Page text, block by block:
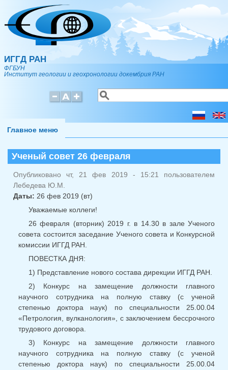
Перейти к основному содержанию
ИГГД РАН
ФГБУН
Институт геологии и геохронологии докембрия РАН
Форма поиска
Поиск
Главное меню
Ученый совет 26 февраля
Опубликовано чт, 21 фев 2019 - 15:21 пользователем
Лебедева Ю.М.
Даты: 26 фев 2019 (вт)
Уважаемые коллеги!
26 февраля (вторник) 2019 г. в 14.30 в зале Ученого
совета состоится заседание Ученого совета и Конкурсной
комиссии ИГГД РАН.
ПОВЕСТКА ДНЯ:
1) Представление нового состава дирекции ИГГД РАН.
2) Конкурс на замещение должности главного
научного сотрудника на полную ставку (с ученой
степенью доктора наук) по специальности 25.00.04
«Петрология, вулканология», с заключением бессрочного
трудового договора.
3) Конкурс на замещение должности главного
научного сотрудника на полную ставку (с ученой
степенью доктора наук) по специальности 25.00.04